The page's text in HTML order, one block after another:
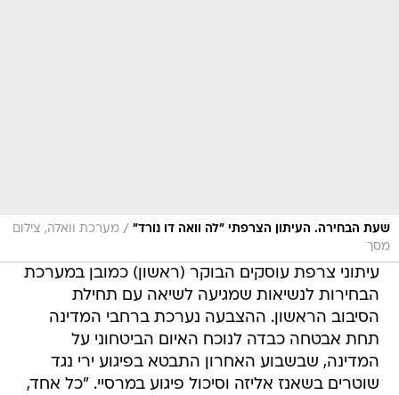
שעת הבחירה. העיתון הצרפתי "לה וואה דו נורד" / מערכת וואלה, צילום
מסך
עיתוני צרפת עוסקים הבוקר (ראשון) כמובן במערכת
הבחירות לנשיאות שמגיעה לשיאה עם תחילת
הסיבוב הראשון. ההצבעה נערכת ברחבי המדינה
תחת אבטחה כבדה לנוכח האיום הביטחוני על
המדינה, שבשבוע האחרון התבטא בפיגוע ירי נגד
שוטרים בשאנז אליזה וסיכול פיגוע במרסיי. "כל אחד,